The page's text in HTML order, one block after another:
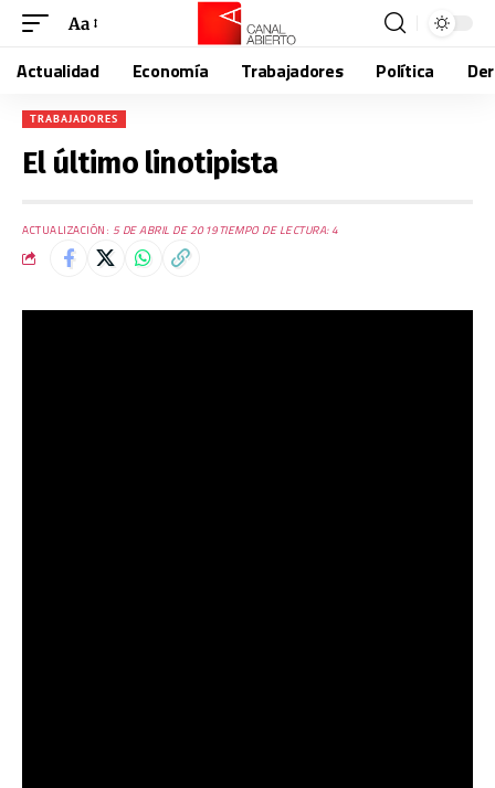
Aa
Actualidad Economía Trabajadores Política
TRABAJADORES
El último linotipista
ACTUALIZACIÓN: 5 DE ABRIL DE 2019TIEMPO DE LECTURA: 4